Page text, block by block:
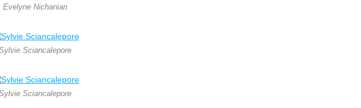
Evelyne Nichanian
Sciancalepore
Sciancalepore